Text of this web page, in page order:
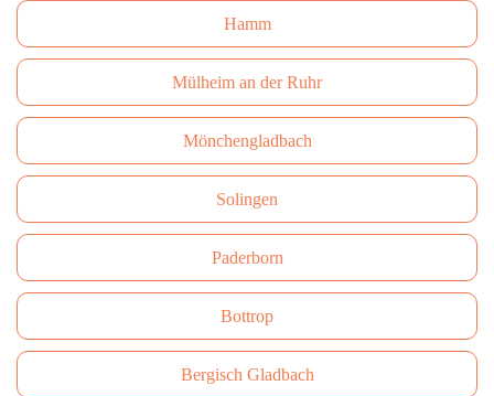
Hamm
Mülheim an der Ruhr
Mönchengladbach
Solingen
Paderborn
Bottrop
Bergisch Gladbach